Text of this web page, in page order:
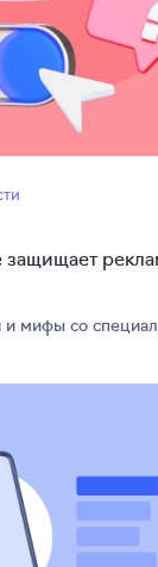
и мифы со